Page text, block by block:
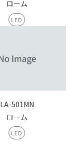
ローム
LED
LA-501MN
ローム
LED